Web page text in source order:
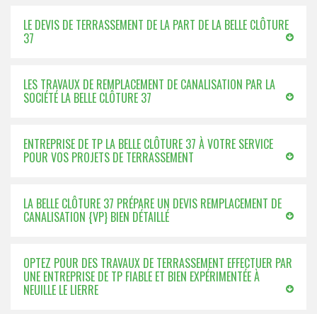
LE DEVIS DE TERRASSEMENT DE LA PART DE LA BELLE CLÔTURE
37
LES TRAVAUX DE REMPLACEMENT DE CANALISATION PAR LA
SOCIÉTÉ LA BELLE CLÔTURE 37
ENTREPRISE DE TP LA BELLE CLÔTURE 37 À VOTRE SERVICE
POUR VOS PROJETS DE TERRASSEMENT
LA BELLE CLÔTURE 37 PRÉPARE UN DEVIS REMPLACEMENT DE
CANALISATION {VP} BIEN DÉTAILLÉ
OPTEZ POUR DES TRAVAUX DE TERRASSEMENT EFFECTUER PAR
UNE ENTREPRISE DE TP FIABLE ET BIEN EXPÉRIMENTÉE À
NEUILLE LE LIERRE